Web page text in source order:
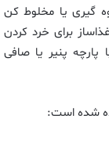
گیری یا مخلوط کن
برای خرد کردن
پارچه پنیر یا صافی
شده است: